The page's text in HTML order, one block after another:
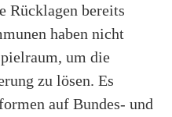
Rücklagen bereits
haben nicht
um die
zu lösen. Es
auf Bundes- und